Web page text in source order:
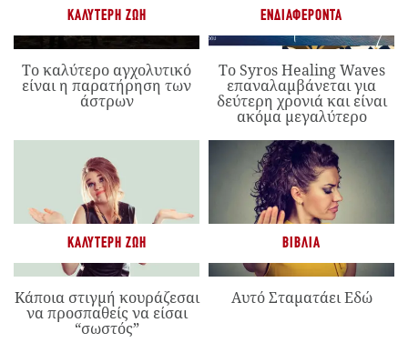
ΚΑΛΎΤΕΡΗ ΖΩΉ
Το καλύτερο αγχολυτικό
είναι η παρατήρηση των
άστρων
ΕΝΔΙΑΦΈΡΟΝΤΑ
Το Syros Healing Waves
επαναλαμβάνεται για
δεύτερη χρονιά και είναι
ακόμα μεγαλύτερο
ΚΑΛΎΤΕΡΗ ΖΩΉ
Κάποια στιγμή κουράζεσαι
να προσπαθείς να είσαι
“σωστός”
ΒΙΒΛΊΑ
Αυτό Σταματάει Εδώ